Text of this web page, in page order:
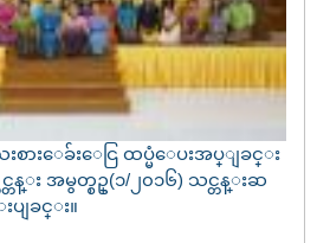
ားေခ်းေငြ ထပ္မံေပးအပ္ျခင္း
န္း အမွတ္စဥ္(၁/၂၀၁၆) သင္တန္းဆ
ျခင္း။